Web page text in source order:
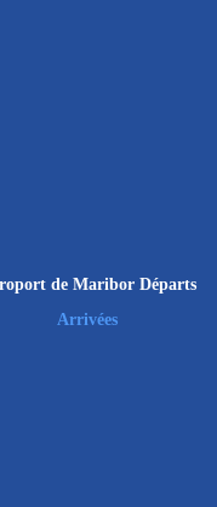
de Maribor Départs
Arrivées